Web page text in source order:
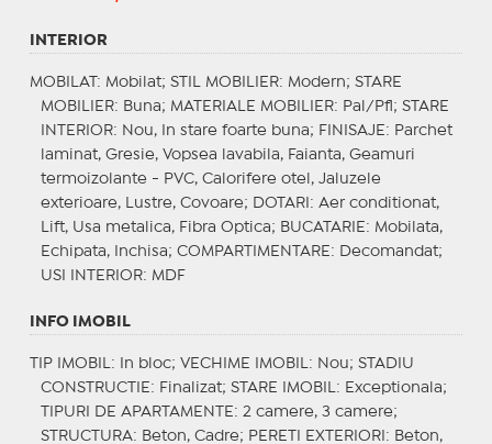
INTERIOR
MOBILAT : Mobilat; STIL MOBILIER: Modern; STARE
MOBILIER: Buna; MATERIALE MOBILIER: Pal/Pfl; STARE
INTERIOR: Nou, In stare foarte buna; FINISAJE : Parchet
laminat, Gresie, Vopsea lavabila, Faianta, Geamuri
termoizolante - PVC, Calorifere otel, Jaluzele
exterioare, Lustre, Covoare;
DOTARI : Aer conditionat,
Lift, Usa metalica, Fibra Optica; BUCATARIE : Mobilata,
Echipata, Inchisa; COMPARTIMENTARE : Decomandat;
USI INTERIOR: MDF
INFO IMOBIL
TIP IMOBIL : In bloc; VECHIME IMOBIL : Nou; STADIU
CONSTRUCTIE : Finalizat; STARE IMOBIL : Exceptionala;
TIPURI DE APARTAMENTE : 2 camere, 3 camere;
STRUCTURA: Beton, Cadre; PERETI EXTERIORI : Beton,